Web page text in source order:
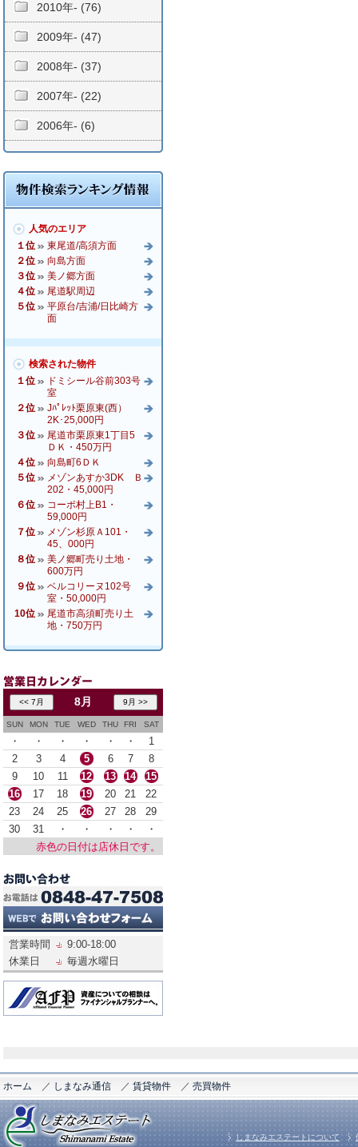
2010年- (76)
2009年- (47)
2008年- (37)
2007年- (22)
2006年- (6)
人気のエリア
１位
東尾道/高須方面
２位
向島方面
３位
美ノ郷方面
４位
尾道駅周辺
５位
平原台/吉浦/日比崎方
面
検索された物件
１位
ドミシール谷前303号
室
２位
Jﾊﾟﾚｯﾄ栗原東(西）
2K･25,000円
３位
尾道市栗原東1丁目5
ＤＫ・450万円
４位
向島町6ＤＫ
５位
メゾンあすか3DK Ｂ
202・45,000円
６位
コーポ村上B1・
59,000円
７位
メゾン杉原Ａ101・
45、000円
８位
美ノ郷町売り土地・
600万円
９位
ベルコリーヌ102号
室・50,000円
10位
尾道市高須町売り土
地・750万円
8月
SUN MON TUE WED THU FRI SAT
・ ・ ・ ・ ・ ・
1
2
3 4 5 6 7
8
9
10 11 12 13 14
15
16
17 18 19 20 21
22
23
24 25 26 27 28
29
30
31 ・ ・ ・ ・
・
赤色の日付は店休日です。
営業時間
9:00-18:00
休業日
毎週水曜日
ホーム ／ しまなみ通信 ／ 賃貸物件 ／ 売買物件
しまなみエステートについて